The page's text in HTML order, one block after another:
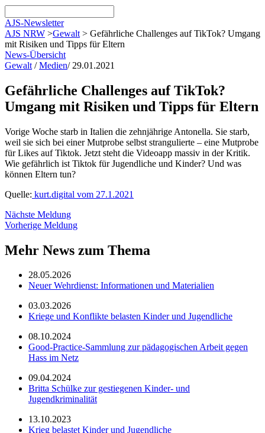
AJS-Newsletter
AJS NRW >Gewalt > Gefährliche Challenges auf TikTok? Umgang
mit Risiken und Tipps für Eltern
News-Übersicht
Gewalt /Medien/ 29.01.2021
Gefährliche Challenges auf TikTok?
Umgang mit Risiken und Tipps für Eltern
Vorige Woche starb in Italien die zehnjährige Antonella. Sie starb,
weil sie sich bei einer Mutprobe selbst strangulierte – eine Mutprobe
für Likes auf Tiktok. Jetzt steht die Videoapp massiv in der Kritik.
Wie gefährlich ist Tiktok für Jugendliche und Kinder? Und was
können Eltern tun?
Quelle: kurt.digital vom 27.1.2021
Nächste Meldung
Vorherige Meldung
Mehr News zum Thema
28.05.2026
Neuer Wehrdienst: Informationen und Materialien
03.03.2026
Kriege und Konflikte belasten Kinder und Jugendliche
08.10.2024
Good-Practice-Sammlung zur pädagogischen Arbeit gegen
Hass im Netz
09.04.2024
Britta Schülke zur gestiegenen Kinder- und
Jugendkriminalität
13.10.2023
Krieg belastet Kinder und Jugendliche